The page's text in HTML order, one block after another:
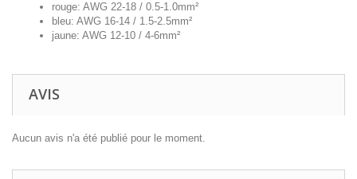
rouge: AWG 22-18 / 0.5-1.0mm²
bleu: AWG 16-14 / 1.5-2.5mm²
jaune: AWG 12-10 / 4-6mm²
AVIS
Aucun avis n'a été publié pour le moment.